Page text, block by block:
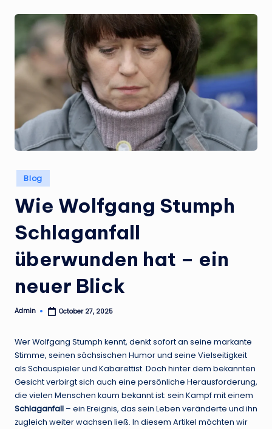
Posted
in
Blog
Wie Wolfgang Stumph
Schlaganfall
überwunden hat – ein
neuer Blick
Posted
Admin October 27, 2025
Wer Wolfgang Stumph kennt, denkt sofort an seine markante
Stimme, seinen sächsischen Humor und seine Vielseitigkeit
als Schauspieler und Kabarettist. Doch hinter dem bekannten
Gesicht verbirgt sich auch eine persönliche Herausforderung,
die vielen Menschen kaum bekannt ist: sein Kampf mit einem
Schlaganfall – ein Ereignis, das sein Leben veränderte und ihn
zugleich weiter wachsen ließ. In diesem Artikel möchten wir